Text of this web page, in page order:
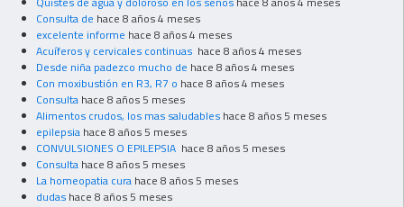
Consulta de hace 8 años 4 meses
excelente informe hace 8 años 4 meses
Acuíferos y cervicales continuas hace 8 años 4 meses
Desde niña padezco mucho de hace 8 años 4 meses
Con moxibustión en R3, R7 o hace 8 años 4 meses
Consulta hace 8 años 5 meses
Alimentos crudos, los mas saludables hace 8 años 5 meses
epilepsia hace 8 años 5 meses
CONVULSIONES O EPILEPSIA hace 8 años 5 meses
Consulta hace 8 años 5 meses
La homeopatia cura hace 8 años 5 meses
dudas hace 8 años 5 meses